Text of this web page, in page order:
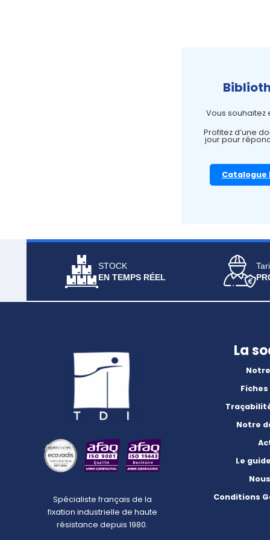
Vous souhaitez
Profitez d’une
jour pour
STOCK
EN TEMPS RÉEL
Spécialiste français de la
fixation industrielle de haute
résistance depuis 1980.
La
Notre
Le
Conditions